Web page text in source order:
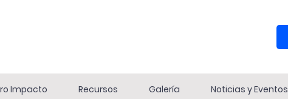
Impacto Recursos Galería Noticias y Eventos